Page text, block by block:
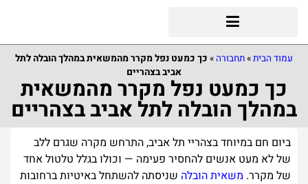
עמוד הבית»תחבורה » כך כמעט נפל מקרר מהמשאית במהלך הובלה לתל
אביב בצהריים
כך כמעט נפל מקרר מהמשאית
במהלך הובלה לתל אביב בצהריים
ביום חם במיוחד בצהריי תל אביב, התרחש מקרה שגרם ללב
של לא מעט אנשים להחסיר פעימה — וכולו בגלל טלטול אחד
של מקרר. משאית הובלה שניסתה להשתחל באיטיות ברחובות